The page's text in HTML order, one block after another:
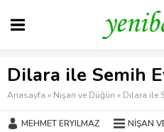
Dilara ile Semih
Anasayfa » Nişan ve Düğün » Dilara ile
MEHMET ERYILMAZ NIŞAN